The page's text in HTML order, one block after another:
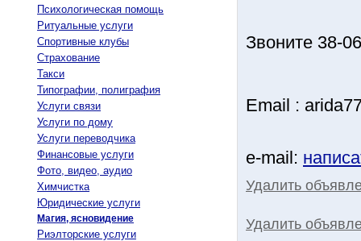
Психологическая помощь
Ритуальные услуги
Спортивные клубы
Страхование
Такси
Типографии, полиграфия
Услуги связи
Услуги по дому
Услуги переводчика
Финансовые услуги
Фото, видео, аудио
Химчистка
Юридические услуги
Магия, ясновидение
Риэлторские услуги
Звоните 38-
Email :
e-mail:
Удалить
Удалить